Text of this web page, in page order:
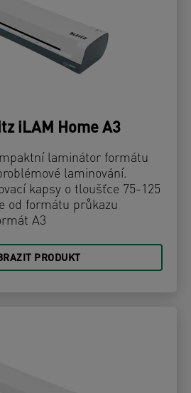
iLAM Home A3
laminátor formátu
laminování.
kapsy o tloušťce 75-125
od formátu průkazu
A3
PRODUKT